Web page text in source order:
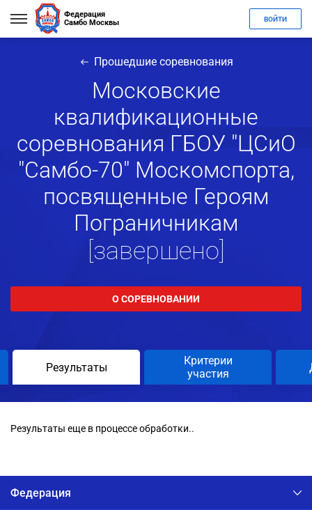
Федерация
Самбо Москвы
ВОЙТИ
Прошедшие соревнования
Московские
квалификационные
соревнования ГБОУ "ЦСиО
"Самбо-70" Москомспорта,
посвященные Героям
Пограничникам
[завершено]
О СОРЕВНОВАНИИ
Результаты
Критерии
участия
Результаты еще в процессе обработки..
Федерация